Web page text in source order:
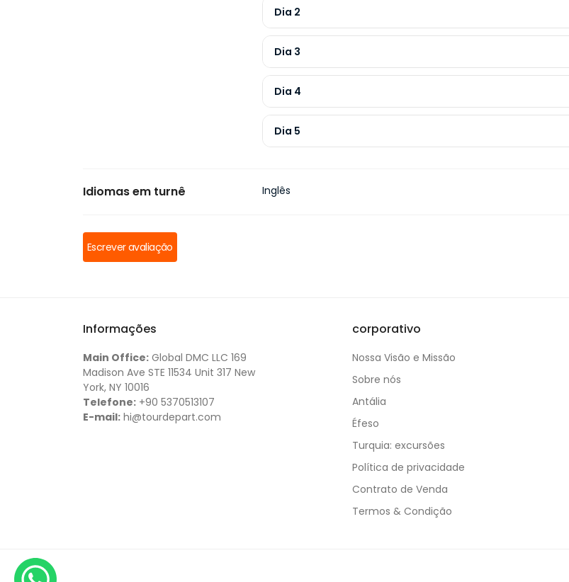
Dia 2
Dia 3
Dia 4
Dia 5
Idiomas em turnê Inglês
Escrever avaliação
Informações
Main Office: Global DMC LLC 169
Madison Ave STE 11534 Unit 317 New
York, NY 10016
Telefone: +90 5370513107
E-mail: hi@tourdepart.com
corporativo
Nossa Visão e Missão
Sobre nós
Antália
Éfeso
Turquia: excursões
Política de privacidade
Contrato de Venda
Termos & Condição